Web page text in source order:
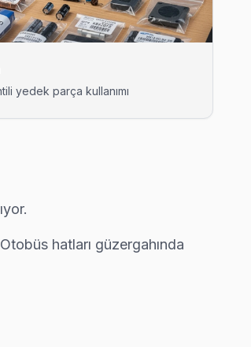
Kağıthane standartlarımız bu.
yedek parça kullanımı
hatları güzergahında